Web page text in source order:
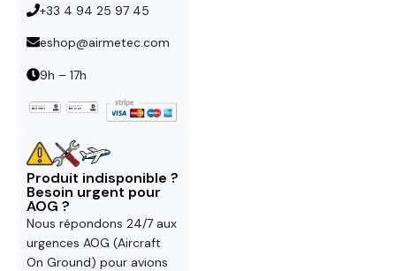
+33 4 94 25 97 45
eshop@airmetec.com
9h – 17h
Produit indisponible ?
Besoin urgent pour
AOG ?
Nous répondons 24/7 aux
urgences AOG (Aircraft
On Ground) pour avions